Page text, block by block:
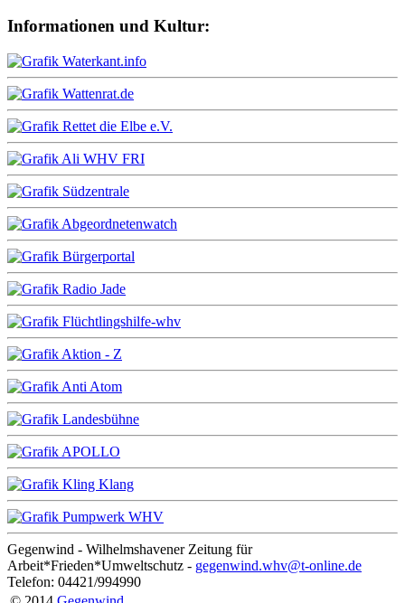
Informationen und Kultur:
Gegenwind - Wilhelmshavener Zeitung für
Arbeit*Frieden*Umweltschutz - gegenwind.whv@t-online.de
Telefon: 04421/994990